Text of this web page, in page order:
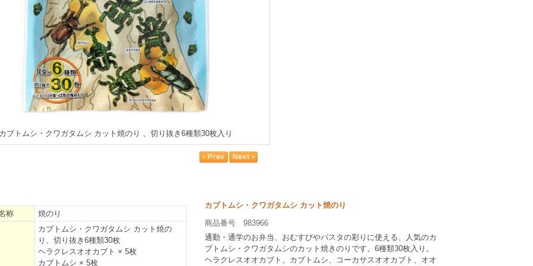
ブトムシ・クワガタムシ カット焼のり 、切り抜き6種類30枚入り
称
焼のり
カブトムシ・クワガタムシ カット焼の
り、切り抜き6種類30枚
ヘラクレスオオカブト × 5枚
カブトムシ × 5枚
カブトムシ・クワガタムシ カット焼のり
商品番号 983966
通勤・通学のお弁当、おむすびやパスタの彩りに使える、人気のカ
ブトムシ・クワガタムシのカット焼きのりです。6種類30枚入り。
ヘラクレスオオカブト、カブトムシ、コーカサスオオカブト、オオ